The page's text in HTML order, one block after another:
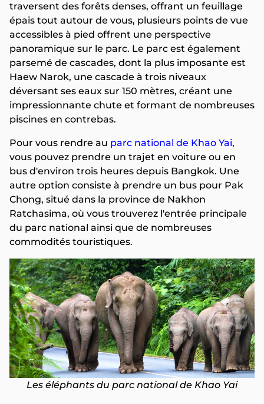
traversent des forêts denses, offrant un feuillage
épais tout autour de vous, plusieurs points de vue
accessibles à pied offrent une perspective
panoramique sur le parc. Le parc est également
parsemé de cascades, dont la plus imposante est
Haew Narok, une cascade à trois niveaux
déversant ses eaux sur 150 mètres, créant une
impressionnante chute et formant de nombreuses
piscines en contrebas.
Pour vous rendre au parc national de Khao Yai,
vous pouvez prendre un trajet en voiture ou en
bus d'environ trois heures depuis Bangkok. Une
autre option consiste à prendre un bus pour Pak
Chong, situé dans la province de Nakhon
Ratchasima, où vous trouverez l'entrée principale
du parc national ainsi que de nombreuses
commodités touristiques.
Les éléphants du parc national de Khao Yai